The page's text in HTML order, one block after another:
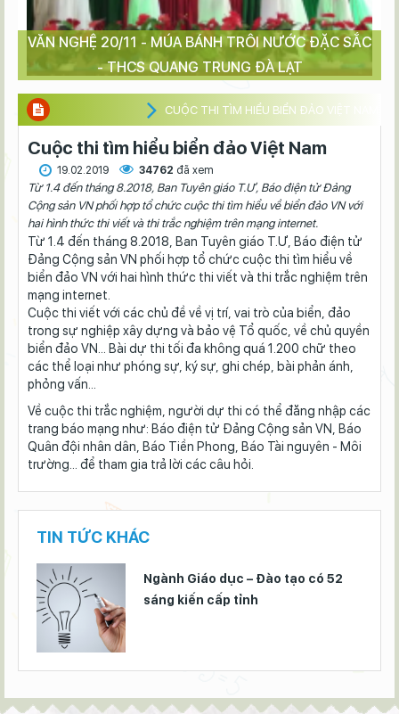
VĂN NGHỆ 20/11 - MÚA BÁNH TRÔI NƯỚC ĐẶC SẮC
- THCS QUANG TRUNG ĐÀ LẠT
CUỘC THI TÌM HIỂU BIỂN ĐẢO VIỆT NAM
Cuộc thi tìm hiểu biển đảo Việt Nam
19.02.2019 34762 đã xem
Từ 1.4 đến tháng 8.2018, Ban Tuyên giáo T.Ư, Báo điện tử Đảng
Cộng sản VN phối hợp tổ chức cuộc thi tìm hiểu về biển đảo VN với
hai hình thức thi viết và thi trắc nghiệm trên mạng internet.
Từ 1.4 đến tháng 8.2018, Ban Tuyên giáo T.Ư, Báo điện tử
Đảng Cộng sản VN phối hợp tổ chức cuộc thi tìm hiểu về
biển đảo VN với hai hình thức thi viết và thi trắc nghiệm trên
mạng internet.
Cuộc thi viết với các chủ đề về vị trí, vai trò của biển, đảo
trong sự nghiệp xây dựng và bảo vệ Tổ quốc, về chủ quyền
biển đảo VN... Bài dự thi tối đa không quá 1.200 chữ theo
các thể loại như phóng sự, ký sự, ghi chép, bài phản ánh,
phỏng vấn...
Về cuộc thi trắc nghiệm, người dự thi có thể đăng nhập các
trang báo mạng như: Báo điện tử Đảng Cộng sản VN, Báo
Quân đội nhân dân, Báo Tiền Phong, Báo Tài nguyên - Môi
trường... để tham gia trả lời các câu hỏi.
TIN TỨC KHÁC
Ngành Giáo dục – Đào tạo có 52
sáng kiến cấp tỉnh